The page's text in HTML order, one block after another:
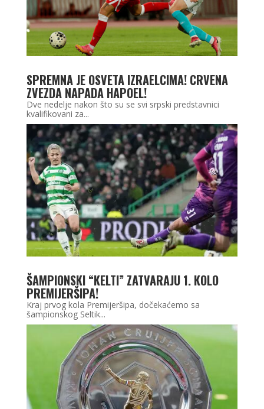
SPREMNA JE OSVETA IZRAELCIMA! CRVENA
ZVEZDA NAPADA HAPOEL!
Dve nedelje nakon što su se svi srpski predstavnici
kvalifikovani za...
ŠAMPIONSKI “KELTI” ZATVARAJU 1. KOLO
PREMIJERŠIPA!
Kraj prvog kola Premijeršipa, dočekaćemo sa
šampionskog Seltik...